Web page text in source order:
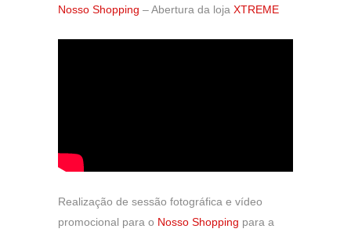
Nosso Shopping – Abertura da loja XTREME
Realização de sessão fotográfica e vídeo
promocional para o Nosso Shopping para a